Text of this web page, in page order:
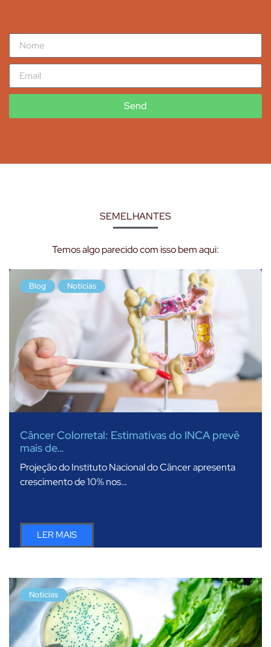
Send
SEMELHANTES
Temos algo parecido com isso bem aqui:
Blog Notícias
Câncer Colorretal: Estimativas do INCA prevê
mais de…
Projeção do Instituto Nacional do Câncer apresenta
crescimento de 10% nos…
LER MAIS
Notícias